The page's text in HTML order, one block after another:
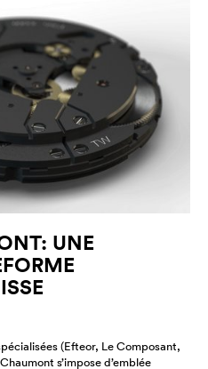
UNE
(Efteor, Le Composant,
s’impose d’emblée